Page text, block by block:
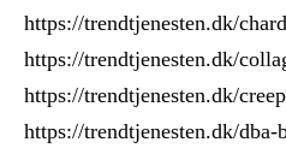
https://trendtjenesten.dk/
https://trendtjenesten.dk/
https://trendtjenesten.dk/
https://trendtjenesten.dk/